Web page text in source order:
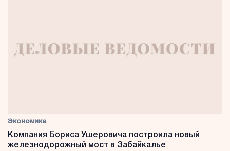
Экономика
Компания Бориса Ушеровича построила новый
железнодорожный мост в Забайкалье